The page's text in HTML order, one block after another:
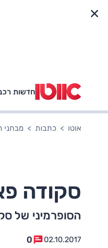
חדשות
אוטו כתבות מבחני
סקודה פאביה
הסופרמיני של
02.10.2017
0